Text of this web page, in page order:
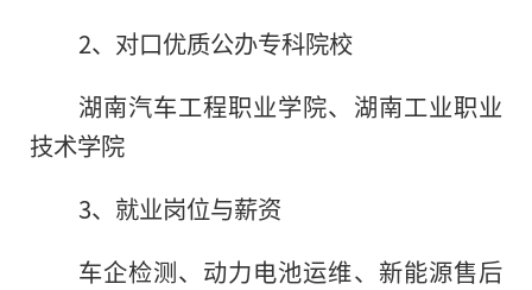
2、对口优质公办专科院校
湖南汽车工程职业学院、湖南工业职业
技术学院
3、就业岗位与薪资
车企检测、动力电池运维、新能源售后